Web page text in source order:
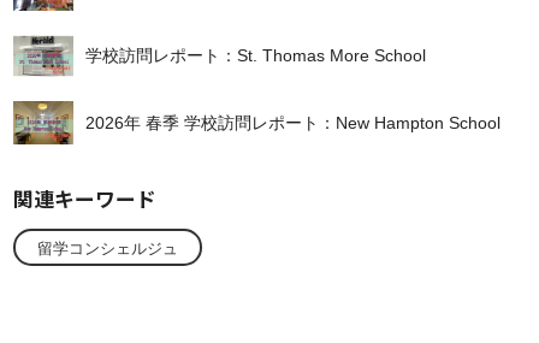
学校訪問レポート：St. Thomas More School
2026年 春季 学校訪問レポート：New Hampton School
関連キーワード
留学コンシェルジュ